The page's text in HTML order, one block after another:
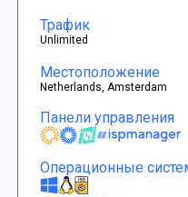
Трафик
Unlimited
Местоположение
Netherlands, Amsterdam
Панели управления
Операционные